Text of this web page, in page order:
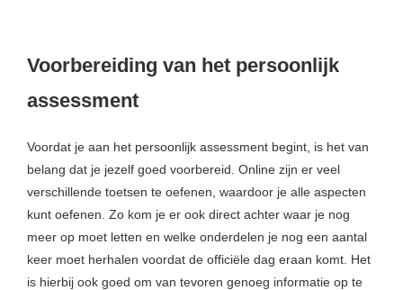
Voorbereiding van het persoonlijk
assessment
Voordat je aan het persoonlijk assessment begint, is het van
belang dat je jezelf goed voorbereid. Online zijn er veel
verschillende toetsen te oefenen, waardoor je alle aspecten
kunt oefenen. Zo kom je er ook direct achter waar je nog
meer op moet letten en welke onderdelen je nog een aantal
keer moet herhalen voordat de officiële dag eraan komt. Het
is hierbij ook goed om van tevoren genoeg informatie op te